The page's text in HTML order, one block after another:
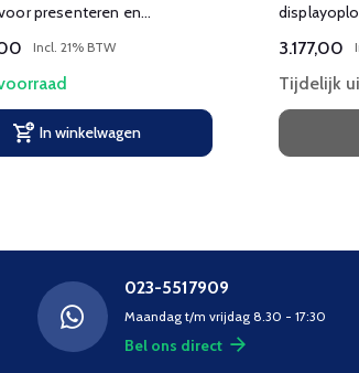
presenteren en
Incl. 21% BTW
In winkelwagen
3.177,00
Tijdelijk
023-5517909
Maandag t/m vrijdag 8.30 - 17:30
Bel ons direct